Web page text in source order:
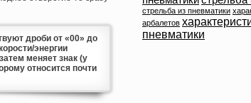
дроби от «00» до
энергии
меняет знак (у
относится почти
стрельба из пневматики
арбалетов
пневматики